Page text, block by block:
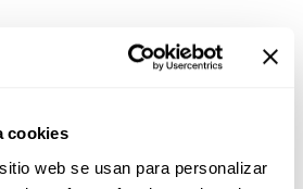
cookies
web se usan para personalizar
¿Por qué tienes los dientes